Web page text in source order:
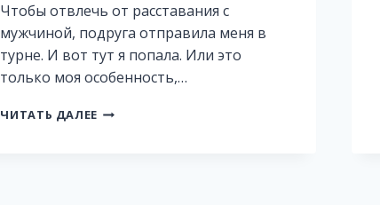
Чтобы отвлечь от расставания с
мужчиной, подруга отправила меня в
турне. И вот тут я попала. Или это
только моя особенность,…
ЧИТАТЬ ДАЛЕЕ ТУРНЕ